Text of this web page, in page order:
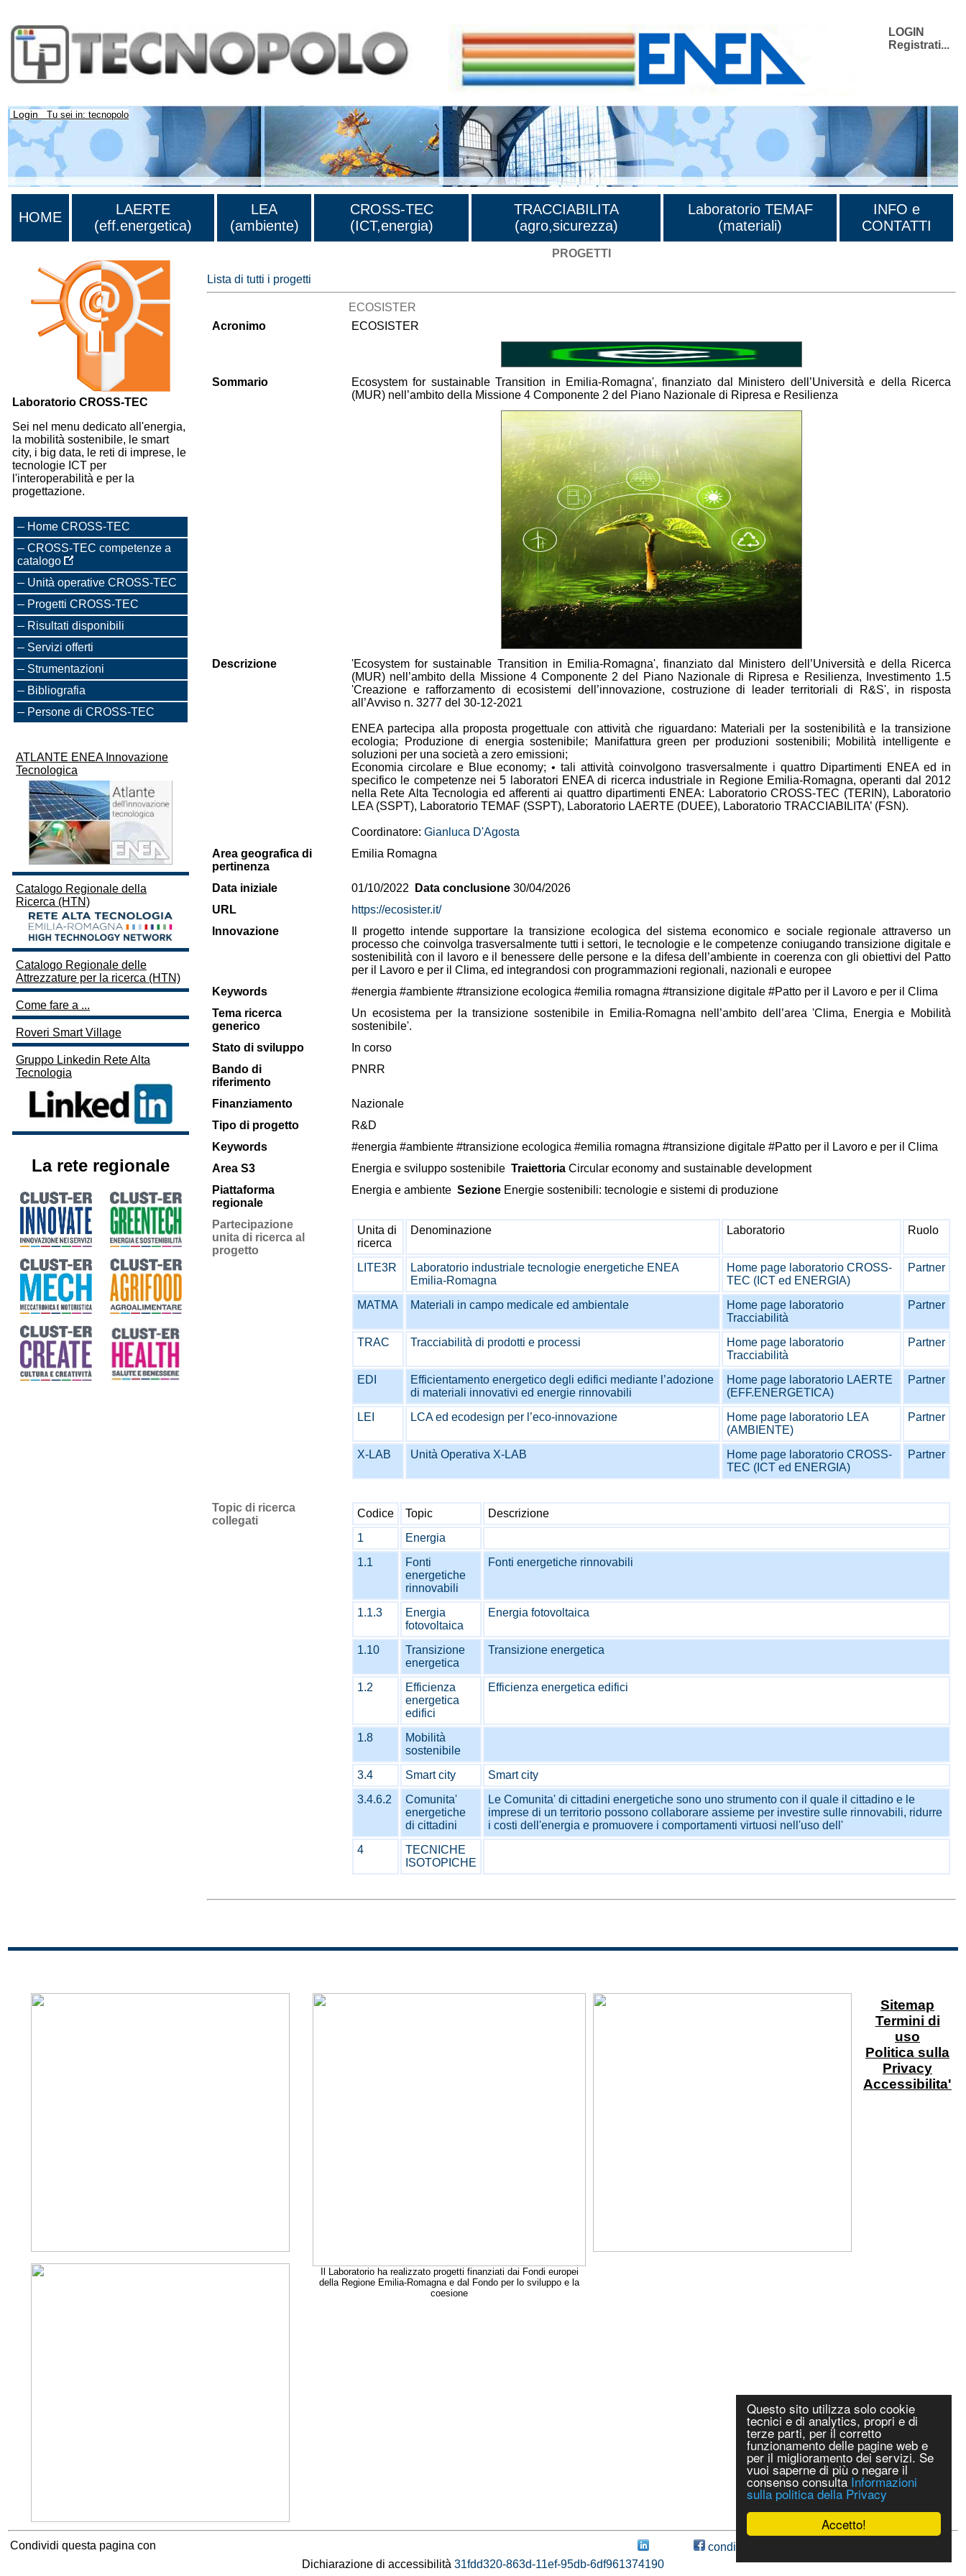
Accetto!
Questo sito utilizza solo cookie
tecnici e di analytics, propri e di
terze parti, per il corretto
funzionamento delle pagine web e
per il miglioramento dei servizi. Se
vuoi saperne di più o negare il
consenso consulta Informazioni
sulla politica della Privacy
Cookie Consent plugin for the EU cookie law
LOGIN
Registrati...
Login Tu sei in: tecnopolo
HOME
LAERTE
(eff.energetica)
LEA
(ambiente)
CROSS-TEC
(ICT,energia)
TRACCIABILITA
(agro,sicurezza)
Laboratorio TEMAF
(materiali)
INFO e
CONTATTI
Laboratorio CROSS-TEC
Sei nel menu dedicato all'energia,
la mobilità sostenibile, le smart
city, i big data, le reti di imprese, le
tecnologie ICT per
l'interoperabilità e per la
progettazione.
Home CROSS-TEC
CROSS-TEC competenze a
catalogo
Unità operative CROSS-TEC
Progetti CROSS-TEC
Risultati disponibili
Servizi offerti
Strumentazioni
Bibliografia
Persone di CROSS-TEC
ATLANTE ENEA Innovazione
Tecnologica
Catalogo Regionale della
Ricerca (HTN)
Catalogo Regionale delle
Attrezzature per la ricerca (HTN)
Come fare a ...
Roveri Smart Village
Gruppo Linkedin Rete Alta
Tecnologia
La rete regionale
PROGETTI
Lista di tutti i progetti
ECOSISTER
Acronimo
ECOSISTER
Sommario
Ecosystem for sustainable Transition in Emilia-Romagna', finanziato dal Ministero dell’Università e della Ricerca
(MUR) nell’ambito della Missione 4 Componente 2 del Piano Nazionale di Ripresa e Resilienza
Descrizione
'Ecosystem for sustainable Transition in Emilia-Romagna', finanziato dal Ministero dell’Università e della Ricerca
(MUR) nell’ambito della Missione 4 Componente 2 del Piano Nazionale di Ripresa e Resilienza, Investimento 1.5
'Creazione e rafforzamento di ecosistemi dell’innovazione, costruzione di leader territoriali di R&S', in risposta
all’Avviso n. 3277 del 30-12-2021
ENEA partecipa alla proposta progettuale con attività che riguardano: Materiali per la sostenibilità e la transizione
ecologia; Produzione di energia sostenibile; Manifattura green per produzioni sostenibili; Mobilità intelligente e
soluzioni per una società a zero emissioni;
Economia circolare e Blue economy; • tali attività coinvolgono trasversalmente i quattro Dipartimenti ENEA ed in
specifico le competenze nei 5 laboratori ENEA di ricerca industriale in Regione Emilia-Romagna, operanti dal 2012
nella Rete Alta Tecnologia ed afferenti ai quattro dipartimenti ENEA: Laboratorio CROSS-TEC (TERIN), Laboratorio
LEA (SSPT), Laboratorio TEMAF (SSPT), Laboratorio LAERTE (DUEE), Laboratorio TRACCIABILITA’ (FSN).
Coordinatore: Gianluca D'Agosta
Area geografica di
pertinenza
Emilia Romagna
Data iniziale 01/10/2022 Data conclusione 30/04/2026
URL
https://ecosister.it/
Innovazione
Il progetto intende supportare la transizione ecologica del sistema economico e sociale regionale attraverso un
processo che coinvolga trasversalmente tutti i settori, le tecnologie e le competenze coniugando transizione digitale e
sostenibilità con il lavoro e il benessere delle persone e la difesa dell’ambiente in coerenza con gli obiettivi del Patto
per il Lavoro e per il Clima, ed integrandosi con programmazioni regionali, nazionali e europee
Keywords
#energia #ambiente #transizione ecologica #emilia romagna #transizione digitale #Patto per il Lavoro e per il Clima
Tema ricerca
generico
Un ecosistema per la transizione sostenibile in Emilia-Romagna nell’ambito dell’area 'Clima, Energia e Mobilità
sostenibile'.
Stato di sviluppo
In corso
Bando di
riferimento
PNRR
Finanziamento
Nazionale
Tipo di progetto
R&D
Keywords
#energia #ambiente #transizione ecologica #emilia romagna #transizione digitale #Patto per il Lavoro e per il Clima
Area S3
Energia e sviluppo sostenibile Traiettoria Circular economy and sustainable development
Piattaforma
regionale
Energia e ambiente Sezione Energie sostenibili: tecnologie e sistemi di produzione
Partecipazione
unita di ricerca al
progetto
Unita di
ricerca
Denominazione Laboratorio Ruolo
LITE3R
Laboratorio industriale tecnologie energetiche ENEA
Emilia-Romagna
Home page laboratorio CROSS-
TEC (ICT ed ENERGIA)
Partner
MATMA Materiali in campo medicale ed ambientale
Home page laboratorio
Tracciabilità
Partner
TRAC Tracciabilità di prodotti e processi
Home page laboratorio
Tracciabilità
Partner
EDI
Efficientamento energetico degli edifici mediante l’adozione
di materiali innovativi ed energie rinnovabili
Home page laboratorio LAERTE
(EFF.ENERGETICA)
Partner
LEI LCA ed ecodesign per l’eco-innovazione
Home page laboratorio LEA
(AMBIENTE)
Partner
X-LAB Unità Operativa X-LAB
Home page laboratorio CROSS-
TEC (ICT ed ENERGIA)
Partner
Topic di ricerca
collegati
Codice Topic
Descrizione
1
Energia
1.1
Fonti
energetiche
rinnovabili
Fonti energetiche rinnovabili
1.1.3
Energia
fotovoltaica
Energia fotovoltaica
1.10
Transizione
energetica
Transizione energetica
1.2
Efficienza
energetica
edifici
Efficienza energetica edifici
1.8
Mobilità
sostenibile
3.4
Smart city
Smart city
3.4.6.2
Comunita'
energetiche
di cittadini
Le Comunita' di cittadini energetiche sono uno strumento con il quale il cittadino e le
imprese di un territorio possono collaborare assieme per investire sulle rinnovabili, ridurre
i costi dell'energia e promuovere i comportamenti virtuosi nell'uso dell'
4
TECNICHE
ISOTOPICHE
Il Laboratorio ha realizzato progetti finanziati dai Fondi europei
della Regione Emilia-Romagna e dal Fondo per lo sviluppo e la
coesione
Sitemap
Termini di
uso
Politica sulla
Privacy
Accessibilita'
Condividi questa pagina con
condividi
Dichiarazione di accessibilità 31fdd320-863d-11ef-95db-6df961374190